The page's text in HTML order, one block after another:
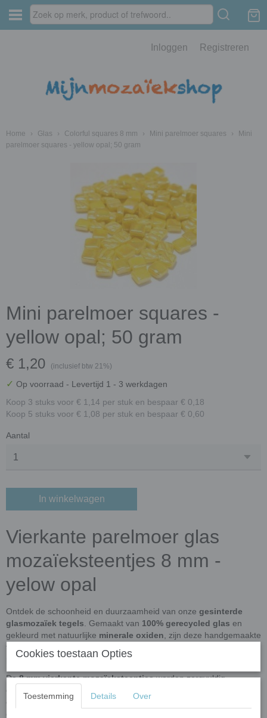
Inloggen Registreren
Home › Glas › Colorful squares 8 mm › Mini parelmoer squares ›
Mini
parelmoer squares - yellow opal; 50 gram
Mini parelmoer squares -
yellow opal; 50 gram
€ 1,20 (inclusief btw 21%)
✓ Op voorraad - Levertijd 1 - 3 werkdagen
Koop 3 stuks voor € 1,14 per stuk en bespaar € 0,18
Koop 5 stuks voor € 1,08 per stuk en bespaar € 0,60
Aantal
In winkelwagen
Vierkante parelmoer glas
mozaïeksteentjes 8 mm -
yelow opal
Ontdek de schoonheid en duurzaamheid van onze gesinterde
glasmozaïek tegels . Gemaakt van 100% gerecycled glas en
gekleurd met natuurlijke minerale oxiden , zijn deze handgemaakte
tegels niet alleen een milieuvriendelijke keuze, maar ook een
prachtige aanvulling voor jouw mozaïekprojecten.
De8 mm vierkante mozaïeksteentjesworden zorgvuldig
gestempeld en gegloeid in een
en duurzame tegel met uitstekendekleurvastheid
extreme weersomstandigheden. Ze zijn
Cookies toestaan Opties
Toestemming Details Over